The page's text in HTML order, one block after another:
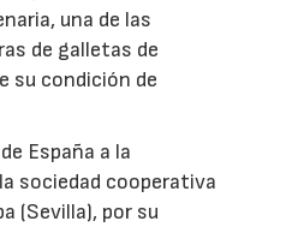
una de las
de galletas de
su condición de
España a la
sociedad cooperativa
(Sevilla), por su